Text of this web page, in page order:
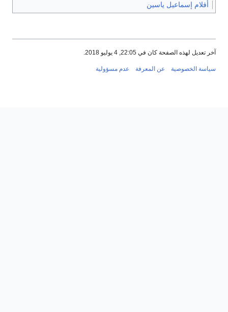
أفلام إسماعيل ياسين
آخر تعديل لهذه الصفحة كان في 22:05, 4 يوليو 2018.
سياسة الخصوصية عن المعرفة عدم مسؤولية